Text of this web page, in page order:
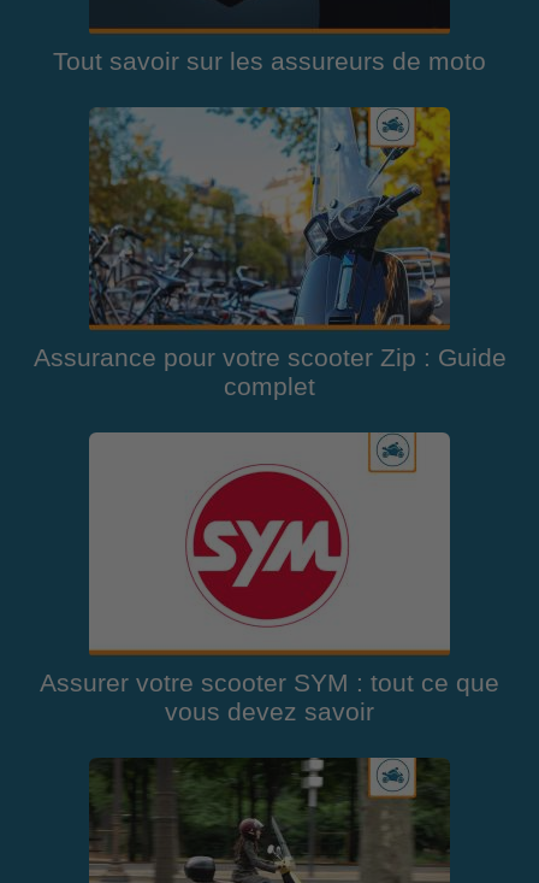
Tout savoir sur les assureurs de moto
Assurance pour votre scooter Zip : Guide
complet
Assurer votre scooter SYM : tout ce que
vous devez savoir